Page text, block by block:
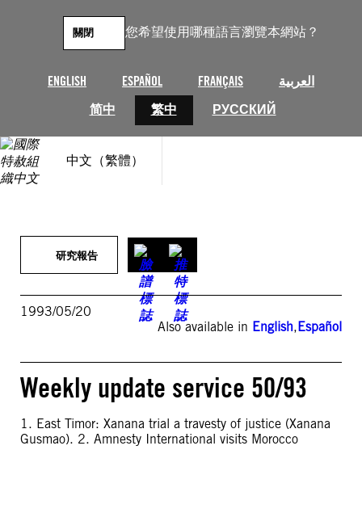
您希望使用哪種語言瀏覽本網站？
ENGLISH ESPAÑOL FRANÇAIS
العربية
简中
繁中 РУССКИЙ
關閉
中文（繁體）
研究報告
1993/05/20
Also available in English,Español
Weekly update service 50/93
1. East Timor: Xanana trial a travesty of justice (Xanana
Gusmao). 2. Amnesty International visits Morocco